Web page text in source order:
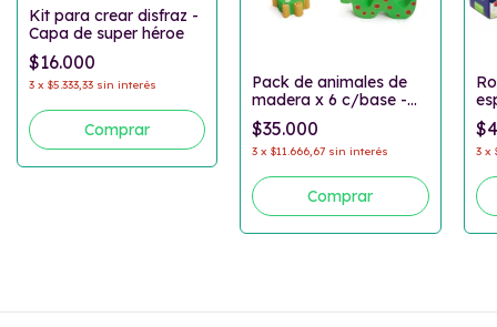
Kit para crear disfraz -
Capa de super héroe
$16.000
3 x $5.333,33 sin interés
Pack de animales de
madera x 6 c/base -
Autóctonos
$35.000
3 x$11.666,67 sin interés 3 x